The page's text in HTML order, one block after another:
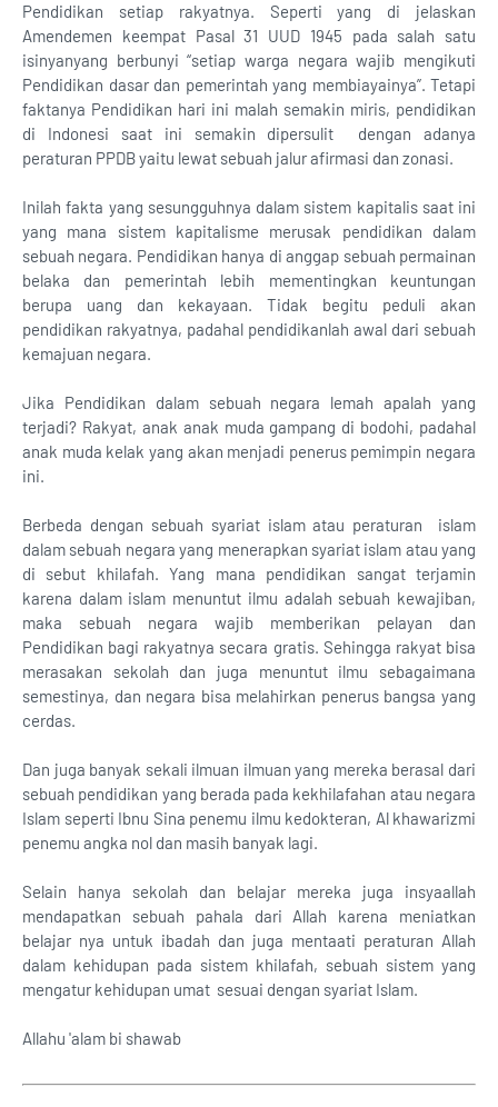
Pendidikan setiap rakyatnya. Seperti yang di jelaskan
Amendemen keempat Pasal 31 UUD 1945 pada salah satu
isinyanyang berbunyi “setiap warga negara wajib mengikuti
Pendidikan dasar dan pemerintah yang membiayainya”. Tetapi
faktanya Pendidikan hari ini malah semakin miris, pendidikan
di Indonesi saat ini semakin dipersulit dengan adanya
peraturan PPDB yaitu lewat sebuah jalur afirmasi dan zonasi.
Inilah fakta yang sesungguhnya dalam sistem kapitalis saat ini
yang mana sistem kapitalisme merusak pendidikan dalam
sebuah negara. Pendidikan hanya di anggap sebuah permainan
belaka dan pemerintah lebih mementingkan keuntungan
berupa uang dan kekayaan. Tidak begitu peduli akan
pendidikan rakyatnya, padahal pendidikanlah awal dari sebuah
kemajuan negara.
Jika Pendidikan dalam sebuah negara lemah apalah yang
terjadi? Rakyat, anak anak muda gampang di bodohi, padahal
anak muda kelak yang akan menjadi penerus pemimpin negara
ini.
Berbeda dengan sebuah syariat islam atau peraturan islam
dalam sebuah negara yang menerapkan syariat islam atau yang
di sebut khilafah. Yang mana pendidikan sangat terjamin
karena dalam islam menuntut ilmu adalah sebuah kewajiban,
maka sebuah negara wajib memberikan pelayan dan
Pendidikan bagi rakyatnya secara gratis. Sehingga rakyat bisa
merasakan sekolah dan juga menuntut ilmu sebagaimana
semestinya, dan negara bisa melahirkan penerus bangsa yang
cerdas.
Dan juga banyak sekali ilmuan ilmuan yang mereka berasal dari
sebuah pendidikan yang berada pada kekhilafahan atau negara
Islam seperti Ibnu Sina penemu ilmu kedokteran, Al khawarizmi
penemu angka nol dan masih banyak lagi.
Selain hanya sekolah dan belajar mereka juga insyaallah
mendapatkan sebuah pahala dari Allah karena meniatkan
belajar nya untuk ibadah dan juga mentaati peraturan Allah
dalam kehidupan pada sistem khilafah, sebuah sistem yang
mengatur kehidupan umat sesuai dengan syariat Islam.
Allahu 'alam bi shawab